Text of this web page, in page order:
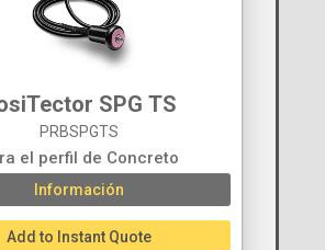
SPG TS
PRBSPGTS
el perfil de Concreto
Información
Add to Instant Quote